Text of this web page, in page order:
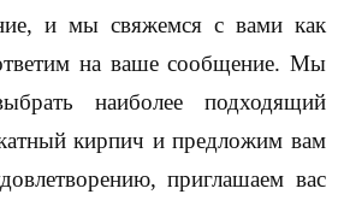
и мы свяжемся с вами как
на ваше сообщение. Мы
наиболее подходящий
кирпич и предложим вам
приглашаем вас